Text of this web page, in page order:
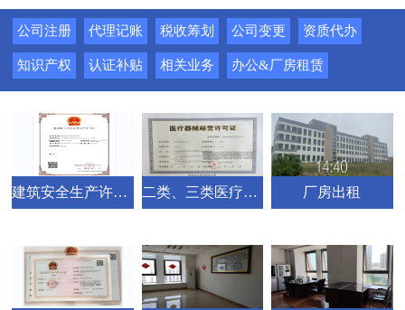
公司注册 代理记账 税收筹划 公司变更 资质代办
知识产权 认证补贴 相关业务 办公&厂房租赁
建筑安全生产许可证 二类、三类医疗器械经营许可 厂房出租